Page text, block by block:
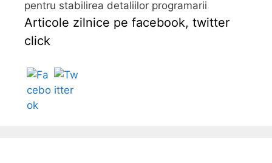
pentru stabilirea detaliilor programarii
Articole zilnice pe facebook, twitter
click